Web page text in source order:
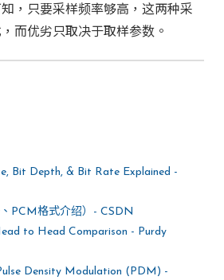
，只要采样频率够高，这两种采
而优劣只取决于取样参数。
Bit Depth, & Bit Rate Explained -
PCM格式介绍）- CSDN
to Head Comparison - Purdy
Density Modulation (PDM) -